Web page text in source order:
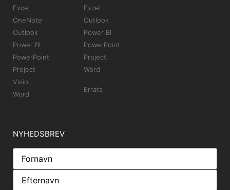
Excel
OneNote
Outlook
Power BI
PowerPoint
Project
Visio
Word
Excel
Outlook
Power BI
PowerPoint
Project
Word
Errata
NYHEDSBREV